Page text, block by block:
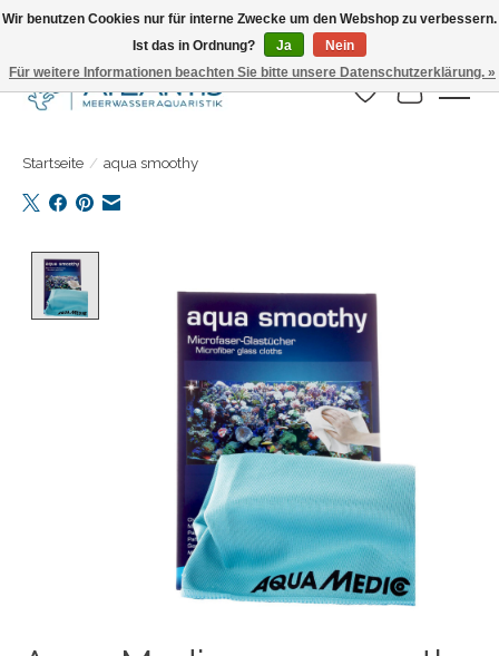
Täglicher Versand. Bestelle bis 15.00 Uhr
Wunschzettel
Ihr
Startseite / aqua smoothy
Wir benutzen Cookies nur für interne Zwecke um den Webshop zu verbessern.
Ist das in Ordnung?
Ja
Nein
Für weitere Informationen beachten Sie bitte unsere Datenschutzerklärung. »